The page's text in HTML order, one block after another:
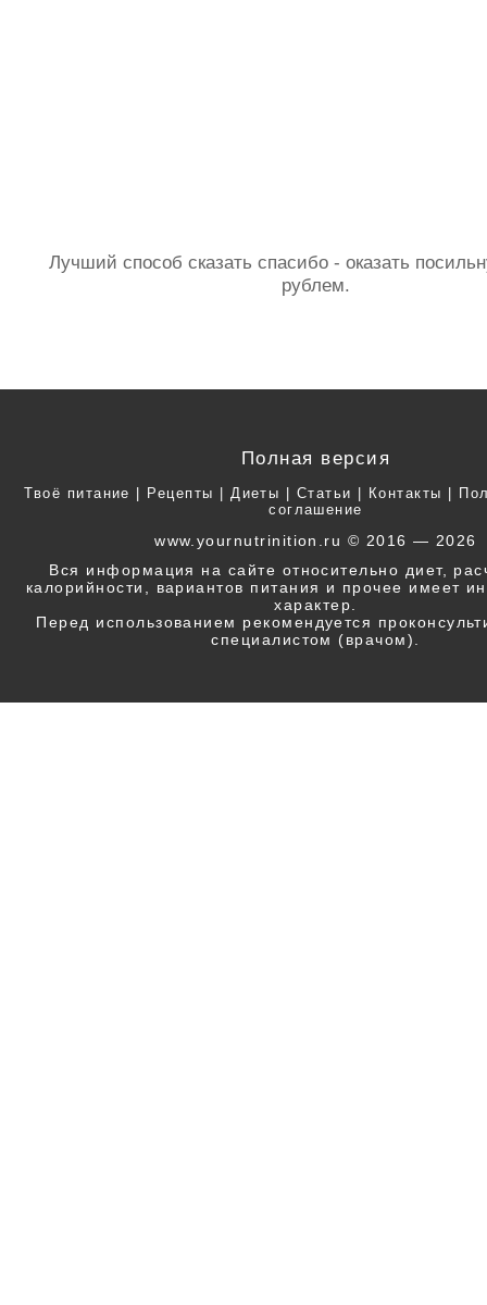
Лучший способ сказать спасибо - оказать
рублем.
Полная версия
Твоё питание | Рецепты | Диеты | Статьи | Контакты |
соглашение
www.yournutrinition.ru © 2016 — 2026
Вся информация на сайте относительно диет,
калорийности, вариантов питания и прочее имеет
характер.
Перед использованием рекомендуется
специалистом (врачом).